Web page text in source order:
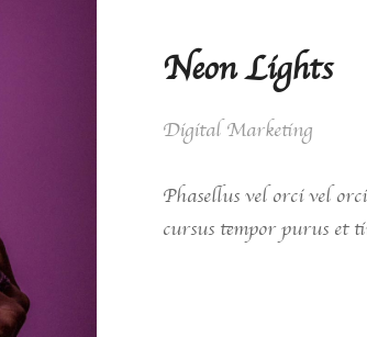
Neon Lights
Digital Marketing
Phasellus vel orci vel
cursus tempor purus et